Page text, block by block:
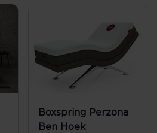
Boxspring Perzona
Ben Hoek